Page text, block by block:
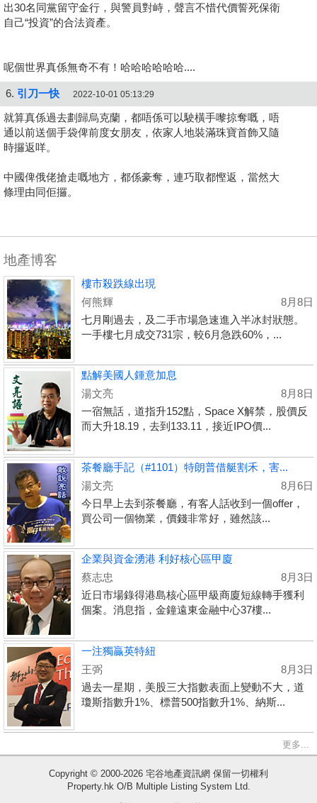
出30名同黨留守金行，與警員對峙，聲言不惜代價誓死保衛
自己“投資”的合法資產。
呢個世界真係無奇不有！哈哈哈哈哈哈....
6. 引刀一快 2022-10-01 05:13:29
就算真係過去劃歸烏克蘭，都唔係可以駛橫手嚟掠奪嘅，唔
通以前送個手袋俾前度女朋友，依家人地裝滿珠寶首飾又隨
時攞返咩。
中國俾俄佬搶走嘅地方，都係豪奪，連巧取都慳返，當然大
條理由同佢攞。
地產博客
樓市殺跌線出現
何熊輝
8月8日
七月剛過去，及二手市場急速進入半冰封狀態。
一手樓七月成交731宗，較6月急跌60%，...
點解美國人鍾意加息
湯文亮
8月8日
一宿無話，道指升152點，Space X解禁，股價反
而大升18.19，去到133.11，接近IPO價...
茶餐廳手記（#1101）特朗普借艇割禾，害...
湯文亮
8月6日
今日早上去到茶餐廳，有客人話收到一個offer，
買公司一個物業，價錢非常好，雖然該...
企業與資金湧港 利好核心區甲廈
蔡志忠
8月3日
近日市場錄得港島核心區甲級商廈短線轉手獲利
個案。消息指，金鐘遠東金融中心37樓...
一注獨贏英特紐
王弼
8月3日
過去一星期，美股三大指數表面上變動不大，道
瓊斯指數升1%、標普500指數升1%、納斯...
更多...
Copyright © 2000-2026 宅谷地產資訊網 保留一切權利
Property.hk O/B Multiple Listing System Ltd.